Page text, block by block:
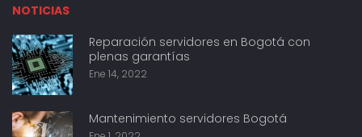
NOTICIAS
Reparación servidores en Bogotá con
plenas garantías
Ene 14, 2022
Mantenimiento servidores Bogotá